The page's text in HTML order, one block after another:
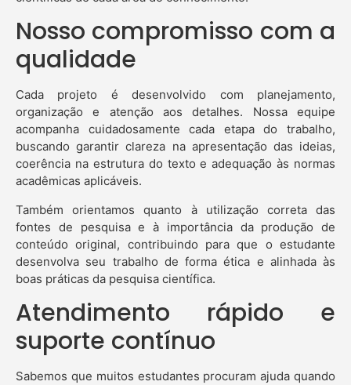
Nosso compromisso com a
qualidade
Cada projeto é desenvolvido com planejamento,
organização e atenção aos detalhes. Nossa equipe
acompanha cuidadosamente cada etapa do trabalho,
buscando garantir clareza na apresentação das ideias,
coerência na estrutura do texto e adequação às normas
acadêmicas aplicáveis.
Também orientamos quanto à utilização correta das
fontes de pesquisa e à importância da produção de
conteúdo original, contribuindo para que o estudante
desenvolva seu trabalho de forma ética e alinhada às
boas práticas da pesquisa científica.
Atendimento rápido e
suporte contínuo
Sabemos que muitos estudantes procuram ajuda quando